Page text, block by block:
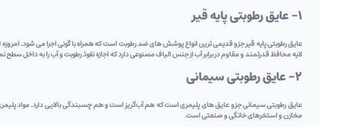
1- عایق رطوبتی پایه قیر
عایق رطوبتی پایه قیر جزو قدیمی‌ ترین انواع پوشش ‌های ضد رطوبت است که همراه با گونی اجرا می‌ شود. امروزه
لایه محافظ قدرتمند و مقاوم در برابر آب از جنس الیاف مصنوعی دارد که اجازه نفوذ رطوبت و آب را به داخل سطح
2- عایق رطوبتی سیمانی
عایق رطوبتی سیمانی جزو عایق ‌های پلیمری است که هم آب‌گریز است و هم چسبندگی بالایی دارد. مواد
مخازن و استخرهای خانگی و صنعتی است.